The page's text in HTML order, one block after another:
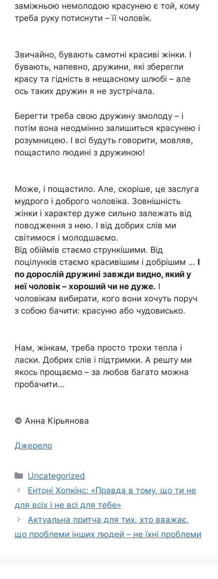
заміжньою немолодою красунею є той, кому
треба руку потиснути – її чоловік.
Звичайно, бувають самотні красиві жінки. І
бувають, напевно, дружини, які зберегли
красу та гідність в нещасному шлюбі – але
ось таких дружин я не зустрічала.
Берегти треба свою дружину змолоду – і
потім вона неодмінно залишиться красунею і
розумницею. І всі будуть говорити, мовляв,
пощастило людині з дружиною!
Може, і пощастило. Але, скоріше, це заслуга
мудрого і доброго чоловіка. Зовнішність
жінки і характер дуже сильно залежать від
поводження з нею. І від добрих слів ми
світимося і молодшаємо.
Від обіймів стаємо стрункішими. Від
поцілунків стаємо красивішим і добрішим … І
по дорослій дружині завжди видно, який у
неї чоловік – хороший чи не дуже. І
чоловікам вибирати, кого вони хочуть поруч
з собою бачити: красуню або чудовисько.
Нам, жінкам, треба просто трохи тепла і
ласки. Добрих слів і підтримки. А решту ми
якось прощаємо – за любов багато можна
пробачити…
© Анна Кірьянова
Джерело
Категорії
Uncategorized
Ентоні Хопкінс: «Правда в тому, що ти не
для всіх і не всі для тебе»
Актуальна притча для тих, хто вважає,
що проблеми інших людей – не їхні проблеми